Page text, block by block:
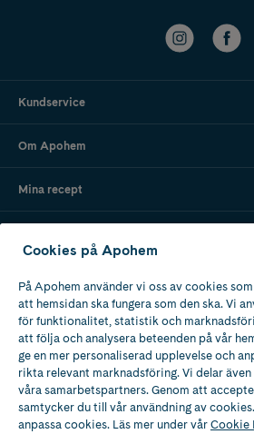
Kundservice
Om Apohem
Mina recept
Apotek med tillstånd
av Läkemedelsverket
Cookies på Apohem
På Apohem använder vi oss av cookies
att hemsidan ska fungera som den ska. Vi
för funktionalitet, statistik och
att följa och analysera beteenden på vår
ge en mer personaliserad upplevelse och
rikta relevant marknadsföring. Vi delar
våra samarbetspartners. Genom att
samtycker du till vår användning av
anpassa cookies. Läs mer under vårCookie